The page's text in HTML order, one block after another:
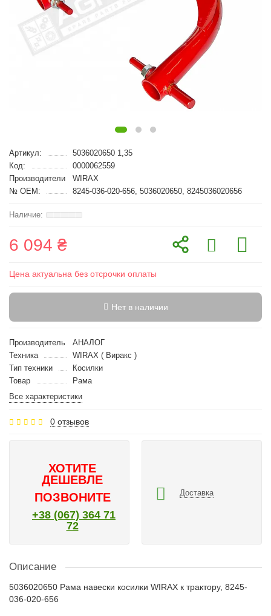
Артикул:
5036020650 1,35
Код:
0000062559
Производители
WIRAX
№ OEM:
8245-036-020-656, 5036020650, 8245036020656
6 094 ₴
Цена актуальна без отсрочки оплаты
Нет в наличии
Производитель
АНАЛОГ
Техника
WIRAX ( Виракс )
Тип техники
Косилки
Товар
Рама
Все характеристики
0 отзывов
ХОТИТЕ
ДЕШЕВЛЕ
ПОЗВОНИТЕ
+38 (067) 364 71
72
Доставка
Описание
5036020650 Рама навески косилки WIRAX к трактору, 8245-
036-020-656